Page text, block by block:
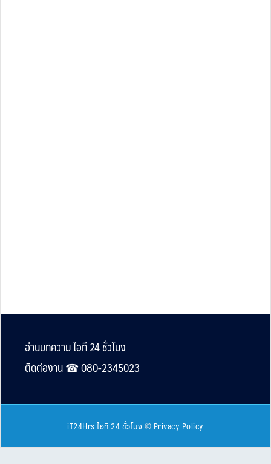
Footer
อ่านบทความ ไอที 24 ชั่วโมง
ติดต่องาน ☎︎ 080-2345023
iT24Hrs ไอที 24 ชั่วโมง © Privacy Policy